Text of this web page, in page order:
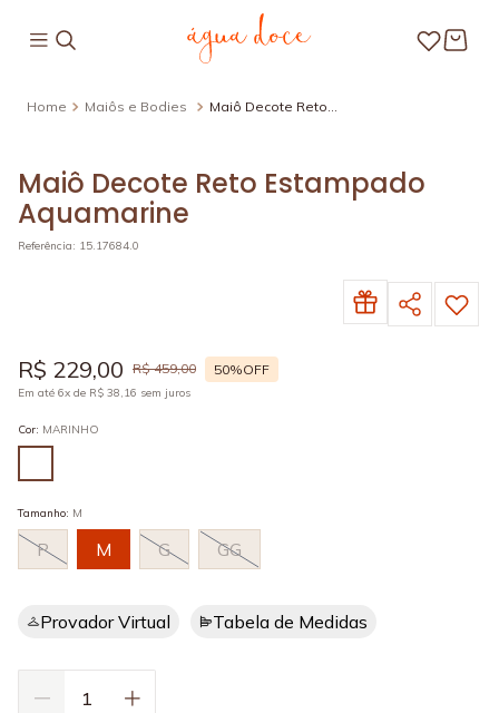
Maiôs e Bodies
Maiô Decote Reto
Maiô Decote Reto Estampado
Aquamarine
Referência: 15.17684.0
R$ 229,00 R$ 459,00 50%OFF
Em até 6x de R$ 38,16 sem juros
Cor: MARINHO
Tamanho: M
P M G GG
Provador Virtual Tabela de Medidas